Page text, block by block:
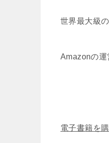
世界最大級
Amazonの
電子書籍を